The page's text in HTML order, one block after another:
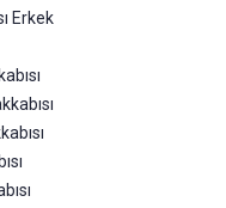
Erkek